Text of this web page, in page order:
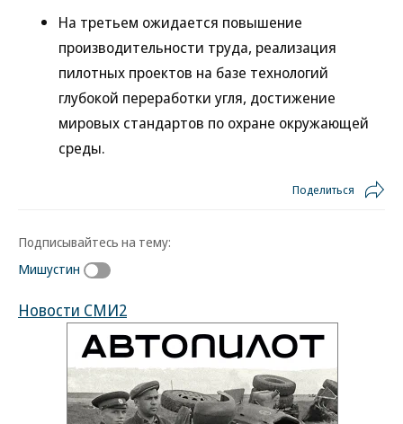
На третьем ожидается повышение
производительности труда, реализация
пилотных проектов на базе технологий
глубокой переработки угля, достижение
мировых стандартов по охране окружающей
среды.
Поделиться
Подписывайтесь на тему:
Мишустин
Новости СМИ2